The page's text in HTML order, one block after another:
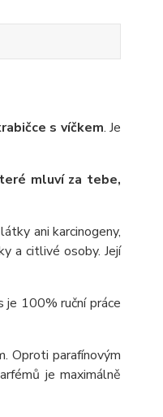
s víčkem. Je
mluví za tebe,
ani karcinogeny,
a citlivé osoby. Její
je 100% ruční práce
Oproti parafínovým
je maximálně